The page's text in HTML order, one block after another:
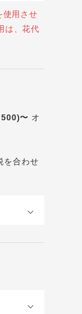
使用させ
は、花代
〜 オ
を合わせ